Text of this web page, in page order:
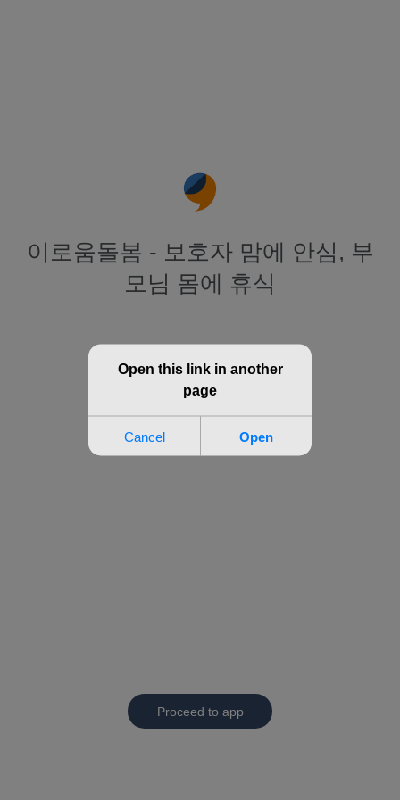
이로움돌봄 - 보호자 맘에 안심, 부
모님 몸에 휴식
Proceed to app